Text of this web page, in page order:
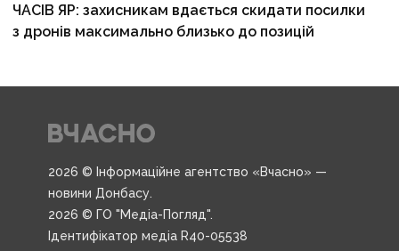
ЧАСІВ ЯР: захисникам вдається скидати посилки
з дронів максимально близько до позицій
2026 © Інформаційне агентство «Вчасно» —
новини Донбасу.
2026 © ГО "Медіа-Погляд".
Ідентифікатор медіа R40-05538